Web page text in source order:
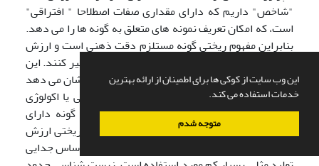
این وب سایت از کوکی ها برای اطمینان از ارائه بهترین
خدمات استفاده می کند.
متوجه شدم
"شاخص" داریم که دارای مقداری صفات اصطلاحا " افتراقی"
است، که امکان تعریف نمونه های متعلق به گونه ها را می دهد.
بنابراین مفهوم ریختی گونه مستلزم دقت ذهنی است و ارزش
محدود دارد زیرا شاخص های ریختی می توانند تغییر کنند. این
تعریف، گونه را به عنوان یک مجموع افراد مشابه نشان می دهد
که از دیدگاه زیستی به عنوان یک مجموع ژنتیکی یا اکولوژی
هستند. البته بین صفات ریختی و ژنتیک افراد گونه دارای
همبستگی است و این نکته به استفاده از صفات ریختی ارزش
می دهد. مثلا در دنیای بی مهرگان که شناسایی براساس جدایی